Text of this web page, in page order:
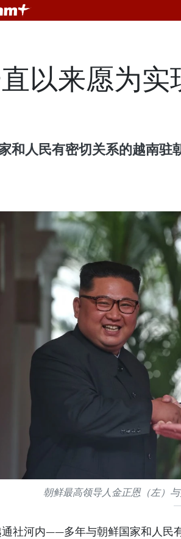
以来愿为
和人民有密切关系的越南
朝鲜最高领导人金正恩（左）
通社河内——多年与朝鲜国家和人民